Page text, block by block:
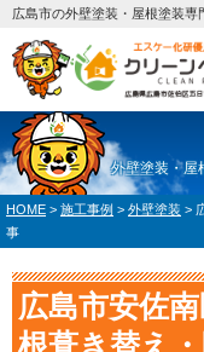
広島市の外壁塗装・屋根塗装専
外壁塗装・屋
HOME > 施工事例 > 外壁塗装 >
事
広島市安佐
根葺き替え